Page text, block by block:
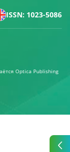
ISSN: 1023-5086
Optica Publishing